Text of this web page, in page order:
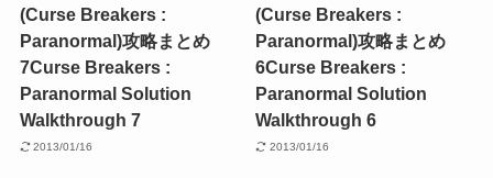
(Curse Breakers :
Paranormal)攻略まとめ
7Curse Breakers :
Paranormal Solution
Walkthrough 7
2013/01/16
(Curse Breakers :
Paranormal)攻略まとめ
6Curse Breakers :
Paranormal Solution
Walkthrough 6
2013/01/16